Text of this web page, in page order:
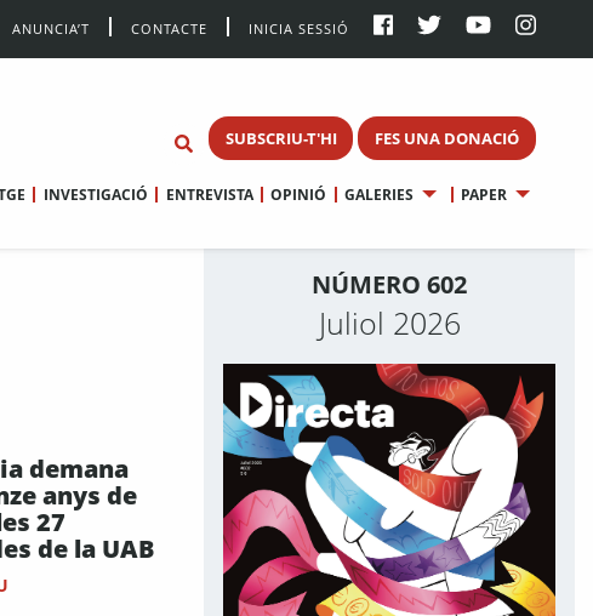
ANUNCIA’T CONTACTE INICIA SESSIÓ
SUBSCRIU-T'HI FES UNA DONACIÓ
INVESTIGACIÓ ENTREVISTA OPINIÓ GALERIES PAPER
demana
anys de
27
de la UAB
NÚMERO 602
Juliol 2026